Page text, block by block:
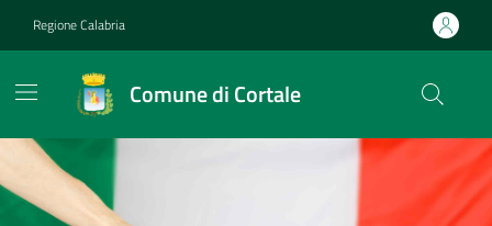
Regione Calabria
Comune di Cortale